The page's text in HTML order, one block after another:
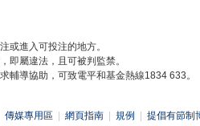
或進入可投注的地方。
即屬違法，且可被判監禁。
輔導協助，可致電平和基金熱線1834 633。
傳媒專用區 網頁指南 規例 提倡有節制